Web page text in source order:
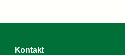
Kontakt